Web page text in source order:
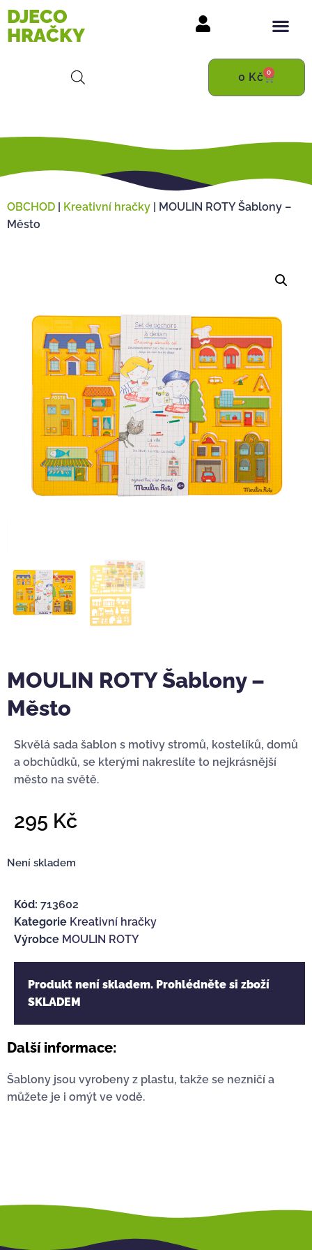
DJECO
HRAČKY
0 Kč 0
OBCHOD | Kreativní hračky | MOULIN ROTY Šablony –
Město
MOULIN ROTY Šablony –
Město
Skvělá sada šablon s motivy stromů, kostelíků, domů
a obchůdků, se kterými nakreslíte to nejkrásnější
město na světě.
295 Kč
Není skladem
Kód: 713602
Kategorie Kreativní hračky
Výrobce MOULIN ROTY
Produkt není skladem. Prohlédněte si zboží
SKLADEM
Další informace:
Šablony jsou vyrobeny z plastu, takže se nezničí a
můžete je i omýt ve vodě.